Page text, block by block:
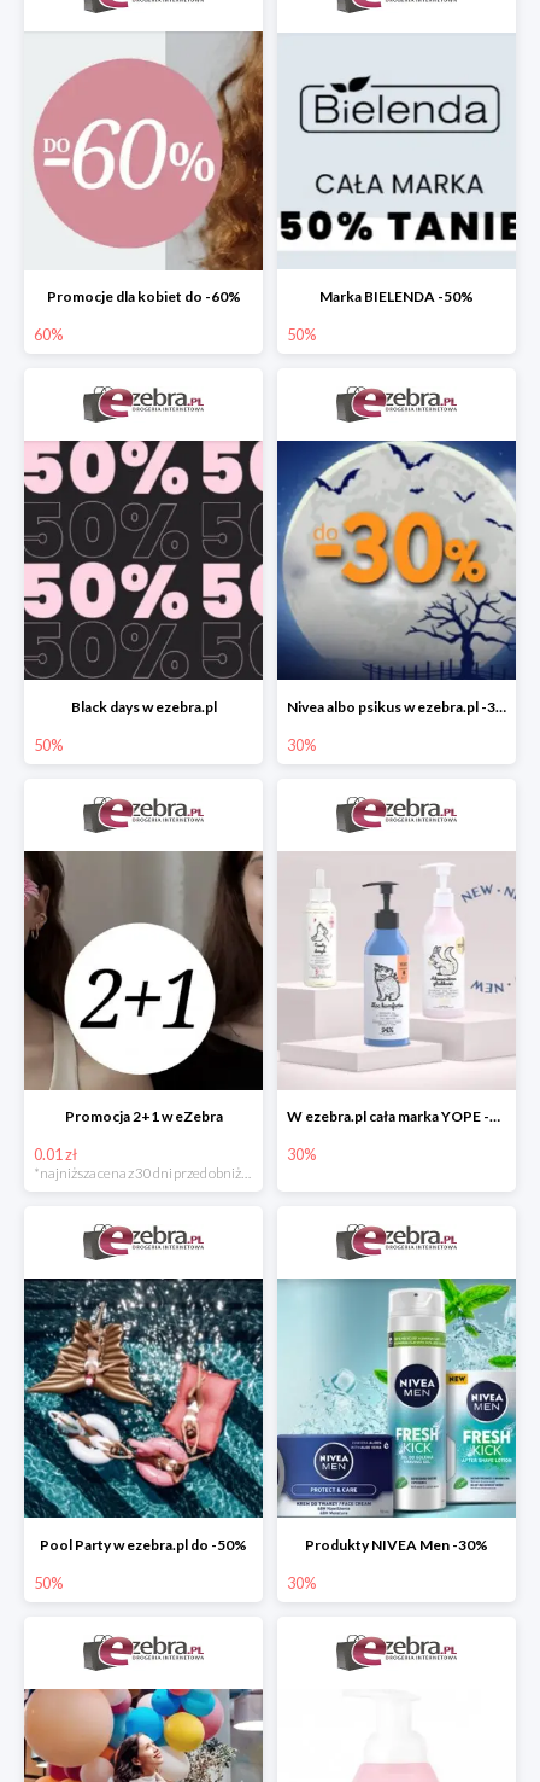
Promocje dla kobiet do -60%
60%
Marka BIELENDA -50%
50%
Black days w ezebra.pl
50%
Nivea albo psikus w ezebra.pl -30%
30%
Promocja 2+1 w eZebra
0.01 zł
*najniższa cena z 30 dni przed obniżką
W ezebra.pl cała marka YOPE -30%
30%
Pool Party w ezebra.pl do -50%
50%
Produkty NIVEA Men -30%
30%